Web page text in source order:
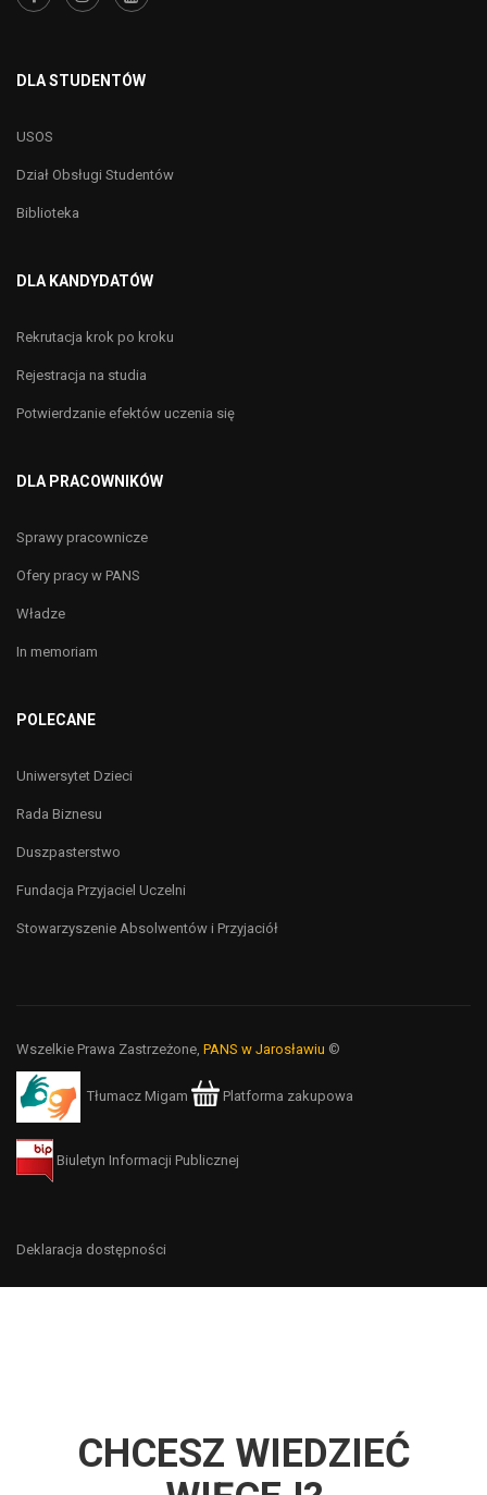
DLA STUDENTÓW
USOS
Dział Obsługi Studentów
Biblioteka
DLA KANDYDATÓW
Rekrutacja krok po kroku
Rejestracja na studia
Potwierdzanie efektów uczenia się
DLA PRACOWNIKÓW
Sprawy pracownicze
Ofery pracy w PANS
Władze
In memoriam
POLECANE
Uniwersytet Dzieci
Rada Biznesu
Duszpasterstwo
Fundacja Przyjaciel Uczelni
Stowarzyszenie Absolwentów i Przyjaciół
Wszelkie Prawa Zastrzeżone, PANS w Jarosławiu ©
Tłumacz Migam Platforma zakupowa
Biuletyn Informacji Publicznej
Deklaracja dostępności
CHCESZ WIEDZIEĆ